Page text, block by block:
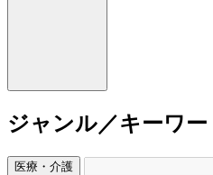
ジャンル／キーワー
医療・介護